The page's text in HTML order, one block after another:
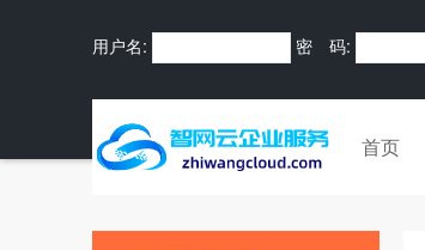
用户名: 密 码:
首页